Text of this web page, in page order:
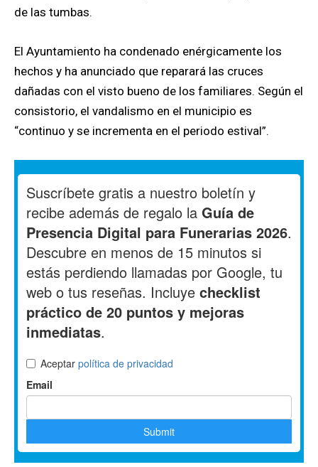
de las tumbas.
El Ayuntamiento ha condenado enérgicamente los
hechos y ha anunciado que reparará las cruces
dañadas con el visto bueno de los familiares. Según el
consistorio, el vandalismo en el municipio es
“continuo y se incrementa en el periodo estival”.